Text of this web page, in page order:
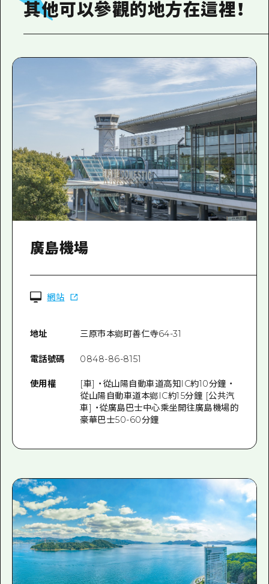
其他可以參觀的地方在這裡！
廣島機場
網站
地址 三原市本鄉町善仁寺64-31
電話號碼 0848-86-8151
使用權
[車] ・從山陽自動車道高知IC約10分鐘 ・
從山陽自動車道本鄉IC約15分鐘 [公共汽
車] ・從廣島巴士中心乘坐開往廣島機場的
豪華巴士50-60分鐘